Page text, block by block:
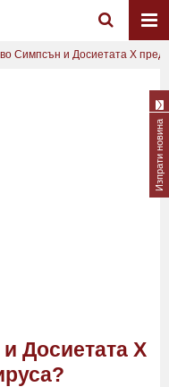
Симпсън и Досиетата Х
Досиетата Х
Изпрати новина